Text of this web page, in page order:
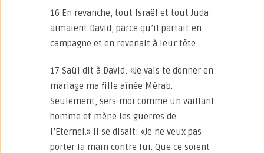
16 En revanche, tout Israël et tout Juda
aimaient David, parce qu’il partait en
campagne et en revenait à leur tête.
17 Saül dit à David: «Je vais te donner en
mariage ma fille aînée Mérab.
Seulement, sers-moi comme un vaillant
homme et mène les guerres de
l’Eternel.» Il se disait: «Je ne veux pas
porter la main contre lui. Que ce soient